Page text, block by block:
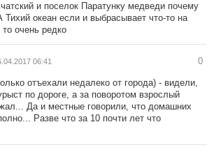
и поселок Паратунку медведи почему
океан если и выбрасывает что-то на
очень редко
06:41 0
отъехали недалеко от города) - видели,
по дороге, а за поворотом взрослый
Да и местные говорили, что домашних
Разве что за 10 почти лет что